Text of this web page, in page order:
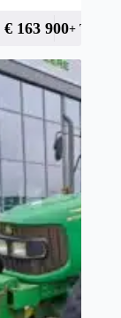
€ 163 900+ TVA